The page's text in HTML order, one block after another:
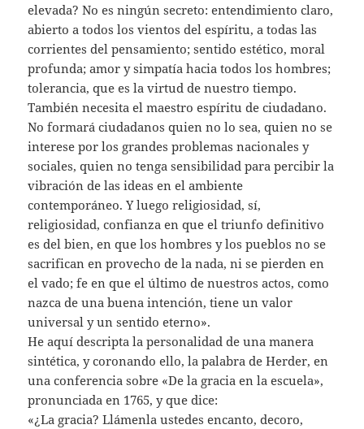
elevada? No es ningún secreto: entendimiento claro,
abierto a todos los vientos del espíritu, a todas las
corrientes del pensamiento; sentido estético, moral
profunda; amor y simpatía hacia todos los hombres;
tolerancia, que es la virtud de nuestro tiempo.
También necesita el maestro espíritu de ciudadano.
No formará ciudadanos quien no lo sea, quien no se
interese por los grandes problemas nacionales y
sociales, quien no tenga sensibilidad para percibir la
vibración de las ideas en el ambiente
contemporáneo. Y luego religiosidad, sí,
religiosidad, confianza en que el triunfo definitivo
es del bien, en que los hombres y los pueblos no se
sacrifican en provecho de la nada, ni se pierden en
el vado; fe en que el último de nuestros actos, como
nazca de una buena intención, tiene un valor
universal y un sentido eterno».
He aquí descripta la personalidad de una manera
sintética, y coronando ello, la palabra de Herder, en
una conferencia sobre «De la gracia en la escuela»,
pronunciada en 1765, y que dice:
«¿La gracia? Llámenla ustedes encanto, decoro,